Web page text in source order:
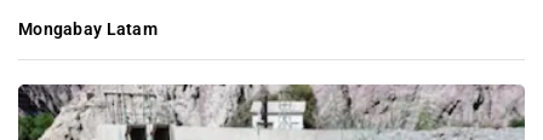
Mongabay Latam